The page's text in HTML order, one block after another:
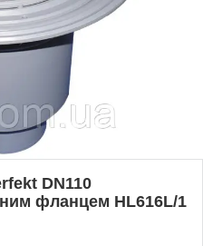
DN110
фланцем HL616L/1